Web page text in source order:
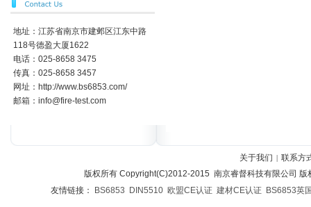
地址：江苏省南京市建邺区江东中路
118号德盈大厦1622
电话：025-8658 3475
传真：025-8658 3457
网址：http://www.bs6853.com/
邮箱：info@fire-test.com
关于我们 | 联系方
版权所有 Copyright(C)2012-2015 南京睿督科技有限公司
友情链接：
BS6853 DIN5510 欧盟CE认证 建材CE认证 BS6853英